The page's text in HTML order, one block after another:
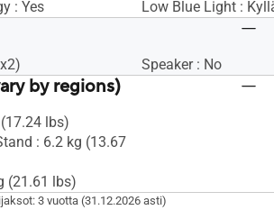
: Yes
Low Blue Light :
Speaker : No
by regions)
lbs)
: 6.2 kg (13.67
(21.61 lbs)
3 vuotta (31.12.2026 asti)